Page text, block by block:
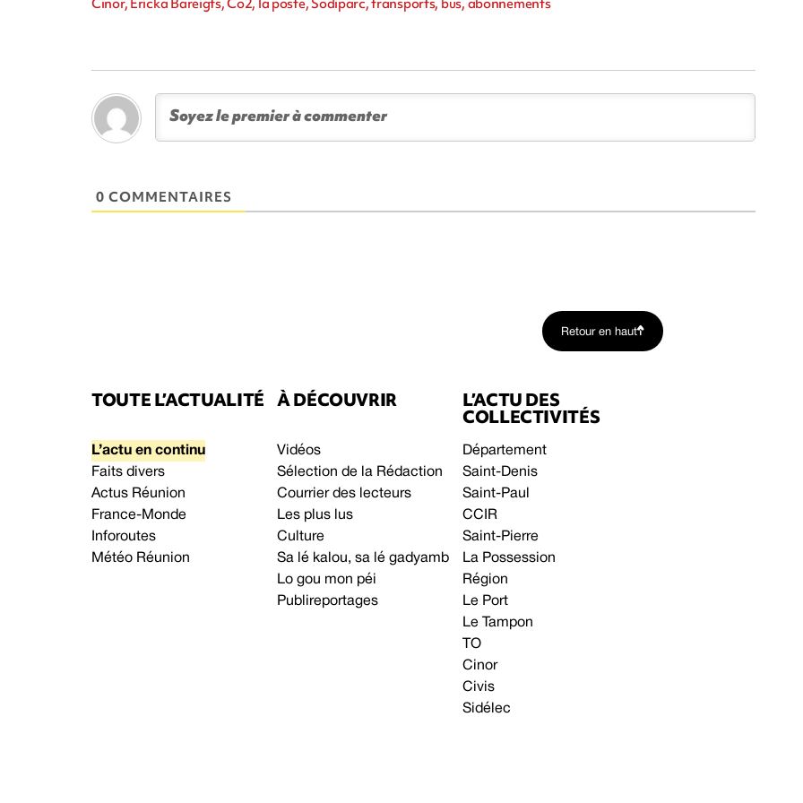
0 COMMENTAIRES
Retour en haut
TOUTE L’ACTUALITÉ
L’actu en continu
Faits divers
Actus Réunion
France-Monde
Inforoutes
Météo Réunion
À DÉCOUVRIR
Vidéos
Sélection de la Rédaction
Courrier des lecteurs
Les plus lus
Culture
Sa lé kalou, sa lé gadyamb
Lo gou mon péi
Publireportages
L’ACTU DES
COLLECTIVITÉS
Département
Saint-Denis
Saint-Paul
CCIR
Saint-Pierre
La Possession
Région
Le Port
Le Tampon
TO
Cinor
Civis
Sidélec